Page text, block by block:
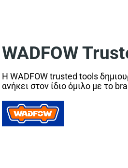
WADFOW
Η WADFOW trusted tools
ανήκει στον ίδιο όμιλο με το